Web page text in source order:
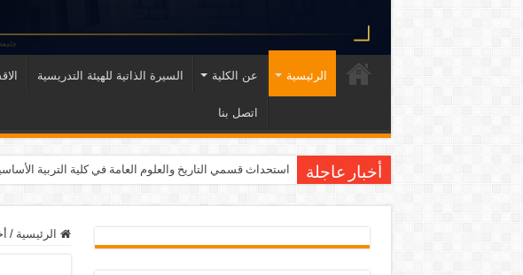
الرئيسية عن الكلية السيرة الذاتية للهيئة التدريسية
اتصل بنا
أخبار عاجلة استحداث قسمي التاريخ والعلوم العامة في كلية التربية الأساسية –
الرئيسية /